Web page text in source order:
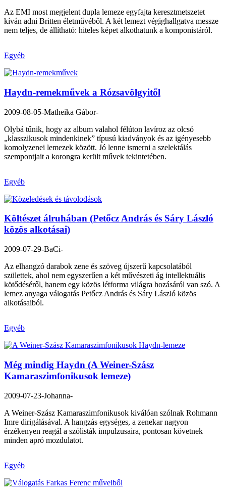
Az EMI most megjelent dupla lemeze egyfajta keresztmetszetet
kíván adni Britten életművéből. A két lemezt végighallgatva messze
nem teljes, de állítható: hiteles képet alkothatunk a komponistáról.
Egyéb
Haydn-remekművek a Rózsavölgyitől
2009-08-05-Matheika Gábor-
Olybá tűnik, hogy az album valahol félúton lavíroz az olcsó
„klasszikusok mindenkinek” típusú kiadványok és az igényesebb
komolyzenei lemezek között. Jó lenne ismerni a szelektálás
szempontjait a korongra került művek tekintetében.
Egyéb
Költészet álruhában (Petőcz András és Sáry László
közös alkotásai)
2009-07-29-BaCi-
Az elhangzó darabok zene és szöveg újszerű kapcsolatából
születtek, ahol nem egyszerűen a két művészeti ág intellektuális
kötődéséről, hanem egy közös létforma világra hozásáról van szó. A
lemez anyaga válogatás Petőcz András és Sáry László közös
alkotásaiból.
Egyéb
Még mindig Haydn (A Weiner-Szász
Kamaraszimfonikusok lemeze)
2009-07-23-Johanna-
A Weiner-Szász Kamaraszimfonikusok kiválóan szólnak Rohmann
Imre dirigálásával. A hangzás egységes, a zenekar nagyon
érzékenyen reagál a szólisták impulzusaira, pontosan követnek
minden apró mozdulatot.
Egyéb